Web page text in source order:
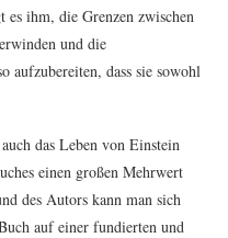
es ihm, die Grenzen zwischen
und die
aufzubereiten, dass sie sowohl
das Leben von Einstein
einen großen Mehrwert
des Autors kann man sich
auf einer fundierten und